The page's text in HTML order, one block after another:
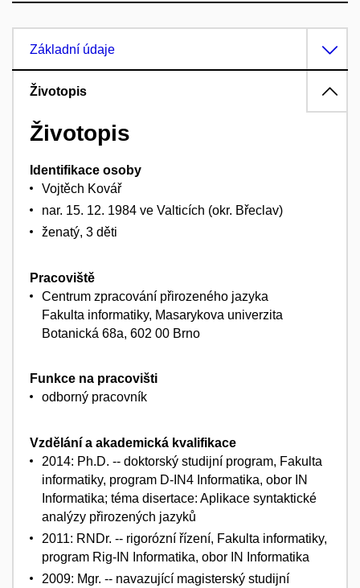
Základní údaje
Životopis
Životopis
Identifikace osoby
Vojtěch Kovář
nar. 15. 12. 1984 ve Valticích (okr. Břeclav)
ženatý, 3 děti
Pracoviště
Centrum zpracování přirozeného jazyka
Fakulta informatiky, Masarykova univerzita
Botanická 68a, 602 00 Brno
Funkce na pracovišti
odborný pracovník
Vzdělání a akademická kvalifikace
2014: Ph.D. -- doktorský studijní program, Fakulta
informatiky, program D-IN4 Informatika, obor IN
Informatika; téma disertace: Aplikace syntaktické
analýzy přirozených jazyků
2011: RNDr. -- rigorózní řízení, Fakulta informatiky,
program Rig-IN Informatika, obor IN Informatika
2009: Mgr. -- navazující magisterský studijní